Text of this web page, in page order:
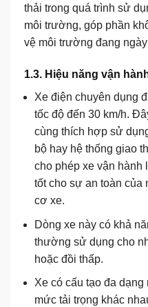
thải trong quá trình sử
môi trường, góp phần
vệ môi trường đang
1.3. Hiệu năng vận
Xe điện chuyên dụng
tốc độ đến 30 km/h.
cùng thích hợp sử
bộ hay hệ thống giao
cho phép xe vận hành
tốt cho sự an toàn
cơ xe.
Dòng xe này có khả
thường sử dụng cho
hoặc đồi thấp.
Xe có cấu tạo đa
mức tải trọng khác